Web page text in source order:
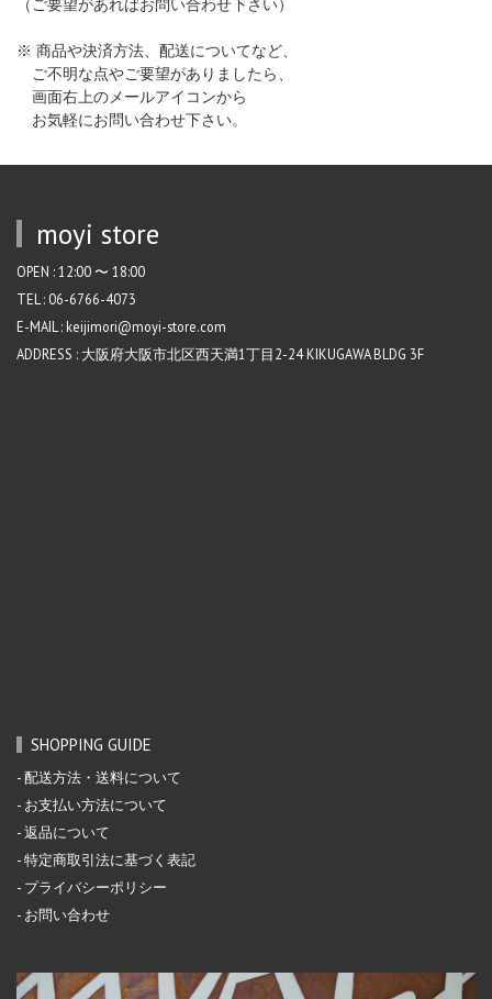
（ご要望があればお問い合わせ下さい）
※ 商品や決済方法、配送についてなど、
ご不明な点やご要望がありましたら、
画面右上のメールアイコンから
お気軽にお問い合わせ下さい。
moyi store
OPEN : 12:00 〜 18:00
TEL : 06-6766-4073
E-MAIL : keijimori@moyi-store.com
ADDRESS : 大阪府大阪市北区西天満1丁目2-24 KIKUGAWA BLDG 3F
SHOPPING GUIDE
配送方法・送料について
お支払い方法について
返品について
特定商取引法に基づく表記
プライバシーポリシー
お問い合わせ